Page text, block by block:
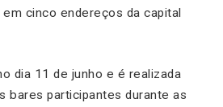
em cinco endereços da capital
dia 11 de junho e é realizada
bares participantes durante as